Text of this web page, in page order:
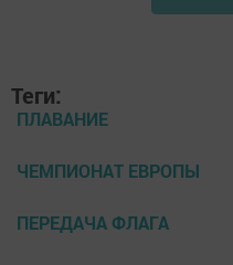
Теги:
ПЛАВАНИЕ
ЧЕМПИОНАТ ЕВРОПЫ
ПЕРЕДАЧА ФЛАГА